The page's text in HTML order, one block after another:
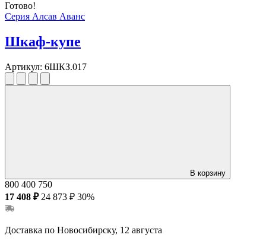
Готово!
Серия Алсав Аванс
Шкаф-купе
Артикул: 6ШКЗ.017
В корзину
800 400 750
17 408 ₽ 24 873 ₽ 30%
Доставка по Новосибирску, 12 августа